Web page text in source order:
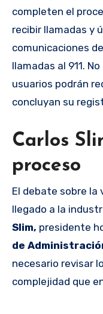
completen el
recibir llamadas y
comunicaciones
llamadas al 911.
usuarios podrán
concluyan su
Carlos
proceso
El debate sobre la
llegado a la
Slim, presidente
de
necesario revisar
complejidad que